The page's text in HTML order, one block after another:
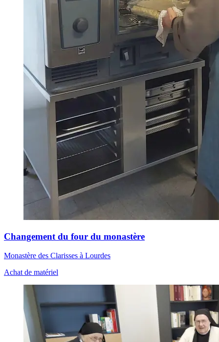
Changement du four du monastère
Monastère des Clarisses à Lourdes
Achat de matériel